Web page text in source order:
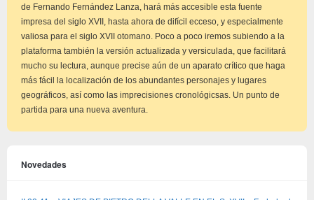
de Fernando Fernández Lanza, hará más accesible esta fuente
impresa del siglo XVII, hasta ahora de difícil ecceso, y especialmente
valiosa para el siglo XVII otomano. Poco a poco iremos subiendo a la
plataforma también la versión actualizada y versiculada, que facilitará
mucho su lectura, aunque precise aún de un aparato crítico que haga
más fácil la localización de los abundantes personajes y lugares
geográficos, así como las imprecisiones cronológicsas. Un punto de
partida para una nueva aventura.
Novedades